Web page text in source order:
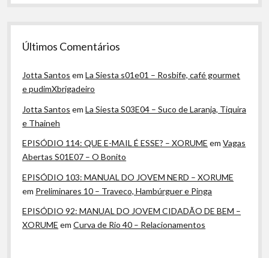
Últimos Comentários
Jotta Santos emLa Siesta s01e01 – Rosbife, café gourmet
e pudimXbrigadeiro
Jotta Santos emLa Siesta S03E04 – Suco de Laranja, Tiquira
e Thaineh
EPISÓDIO 114: QUE E-MAIL É ESSE? – XORUME emVagas
Abertas S01E07 – O Bonito
EPISÓDIO 103: MANUAL DO JOVEM NERD – XORUME
em Preliminares 10 – Traveco, Hambúrguer e Pinga
EPISÓDIO 92: MANUAL DO JOVEM CIDADÃO DE BEM –
XORUME emCurva de Rio 40 – Relacionamentos